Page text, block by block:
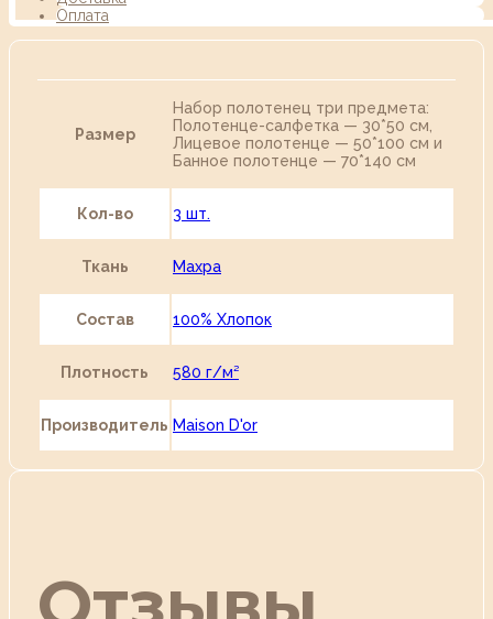
Оплата
Размер
Набор полотенец три предмета:
Полотенце-салфетка — 30*50 см,
Лицевое полотенце — 50*100 см и
Банное полотенце — 70*140 см
Кол-во 3 шт.
Ткань Махра
Состав 100% Хлопок
Плотность 580 г/м²
Производитель Maison D'or